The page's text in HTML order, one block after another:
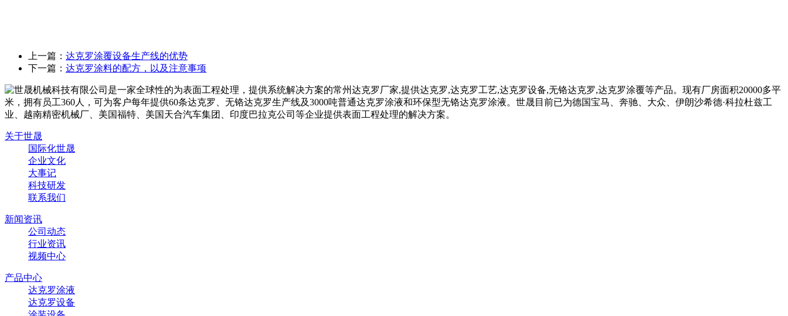
上一篇： 达克罗涂覆设备生产线的优势
下一篇： 达克罗涂料的配方，以及注意事项
关于世晟
国际化世晟
企业文化
大事记
科技研发
联系我们
新闻资讯
公司动态
行业资讯
视频中心
产品中心
达克罗涂液
达克罗设备